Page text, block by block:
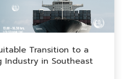
Transition to a
Industry in Southeast